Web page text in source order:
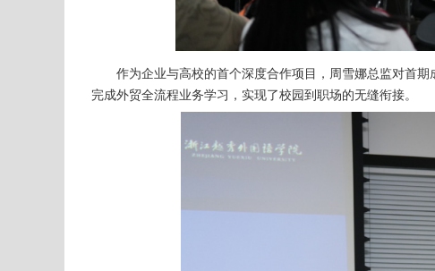
作为企业与高校的首个深度合作项目，周雪娜总监对首
完成外贸全流程业务学习，实现了校园到职场的无缝衔接。